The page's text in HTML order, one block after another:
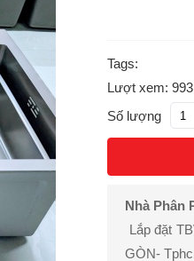
Tags:
Lượt xem: 993
Số lượng
Nhà Phân
Lắp đặt
GÒN-